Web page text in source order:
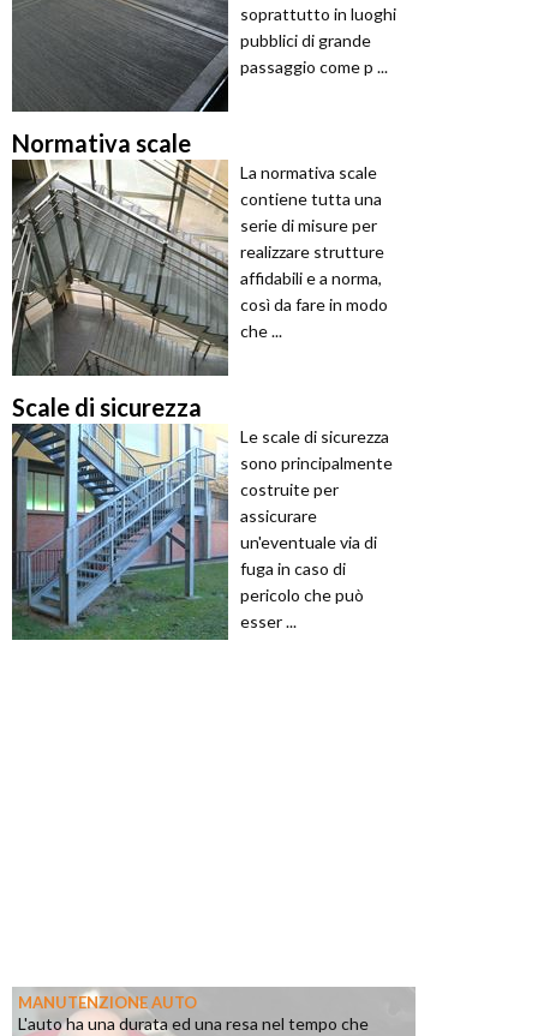
soprattutto in luoghi
pubblici di grande
passaggio come p ...
Normativa scale
La normativa scale
contiene tutta una
serie di misure per
realizzare strutture
affidabili e a norma,
così da fare in modo
che ...
Scale di sicurezza
Le scale di sicurezza
sono principalmente
costruite per
assicurare
un'eventuale via di
fuga in caso di
pericolo che può
esser ...
MANUTENZIONE AUTO
L'auto ha una durata ed una resa nel tempo che